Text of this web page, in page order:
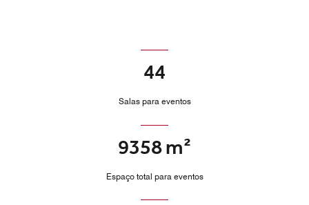
44
Salas para eventos
9358 m²
Espaço total para eventos